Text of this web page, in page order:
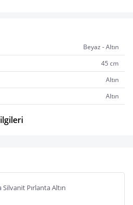
Beyaz - Altın
45 cm
Altın
Altın
Silvanit Pırlanta Altın